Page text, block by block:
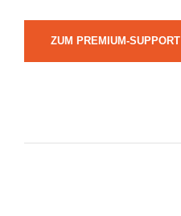
ZUM PREMIUM-SUPPORT